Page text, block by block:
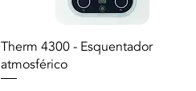
Therm 4300 - Esquentador
atmosférico